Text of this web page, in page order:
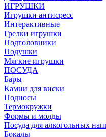
ИГРУШКИ
Игрушки антисресс
Интерактивные
Грелки игрушки
Подголовники
Подушки
Мягкие игрушки
ПОСУДА
Бары
Камни для виски
Подносы
Термокружки
Формы и молды
Посуда для алкогольных
Бокалы